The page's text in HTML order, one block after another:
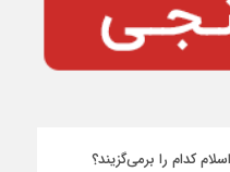
کدام را برمی‌گزیند؟